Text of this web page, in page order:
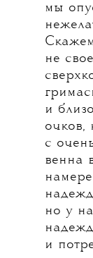
мы
не
и
очков,
с
венна
но у
и